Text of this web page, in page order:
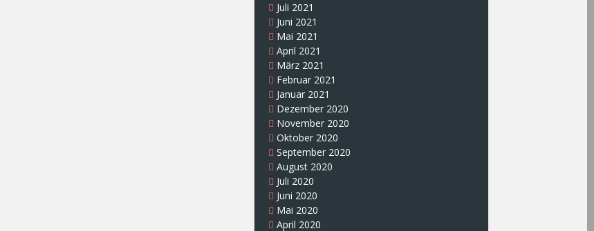
Juli 2021
Juni 2021
Mai 2021
April 2021
März 2021
Februar 2021
Januar 2021
Dezember 2020
November 2020
Oktober 2020
September 2020
August 2020
Juli 2020
Juni 2020
Mai 2020
April 2020